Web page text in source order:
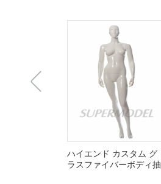
ハイエンド カスタム グ
ラスファイバーボディ抽